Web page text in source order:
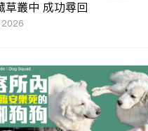
草叢中 成功尋回